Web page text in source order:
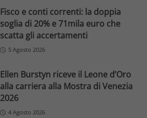
Fisco e conti correnti: la doppia
soglia di 20% e 71mila euro che
scatta gli accertamenti
5 Agosto 2026
Ellen Burstyn riceve il Leone d’Oro
alla carriera alla Mostra di Venezia
2026
4 Agosto 2026